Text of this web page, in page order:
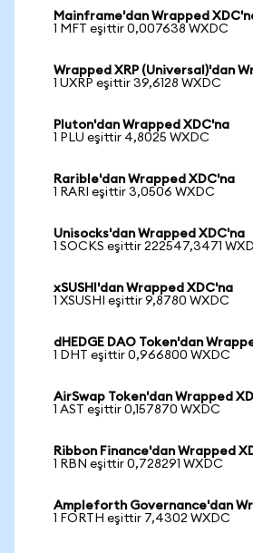
Mainframe'dan Wrapped
1 MFT eşittir 0,007638 WXDC
Wrapped XRP (Universal)'dan
1 UXRP eşittir 39,6128 WXDC
Pluton'dan Wrapped XDC'na
1 PLU eşittir 4,8025 WXDC
Rarible'dan Wrapped XDC'na
1 RARI eşittir 3,0506 WXDC
Unisocks'dan Wrapped XDC'na
1 SOCKS eşittir 222547,3471
xSUSHI'dan Wrapped XDC'na
1 XSUSHI eşittir 9,8780 WXDC
dHEDGE DAO Token'dan
1 DHT eşittir 0,966800 WXDC
AirSwap Token'dan Wrapped
1 AST eşittir 0,157870 WXDC
Ribbon Finance'dan Wrapped
1 RBN eşittir 0,728291 WXDC
Ampleforth Governance'dan
1 FORTH eşittir 7,4302 WXDC